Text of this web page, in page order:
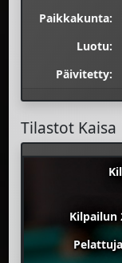
Paikkakunta:
Luotu:
Päivitetty:
Tilastot Kaisa
Kilpailun